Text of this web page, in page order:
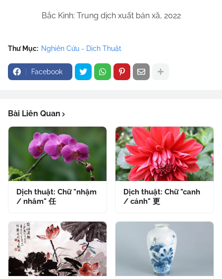
Bắc Kinh: Trung dịch xuất bản xã, 2022
Thư Mục: Nghiên Cứu - Dịch Thuật
Facebook
Bài Liên Quan
Dịch thuật: Chữ "nhậm
/ nhâm" 任
Dịch thuật: Chữ "canh
/ cánh" 更